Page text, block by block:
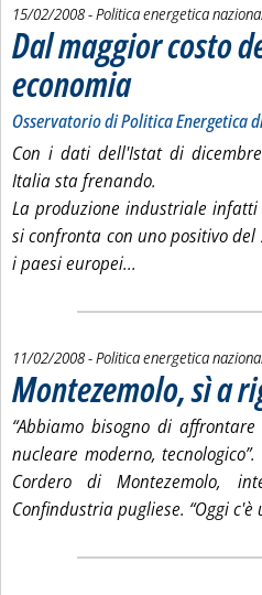
15/02/2008- Politica energetica
Dal maggior costo
economia. Sottotitolo: Osservatorio di
. Pubblicata venerdì 15
Osservatorio di Politica Energetica
Con i dati dell'Istat di
Italia sta frenando.
La produzione industriale
si confronta con uno positivo
i paesi europei...
11/02/2008- Politica energetica
Montezemolo, sì a
“Abbiamo bisogno di
nucleare moderno,
Cordero di Montezemolo,
Confindustria pugliese. “Oggi